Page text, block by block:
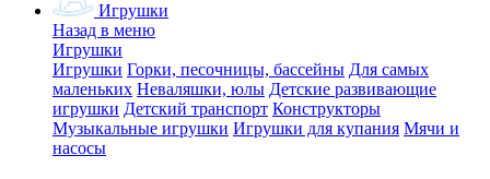
Игрушки
Назад в меню
Игрушки
Игрушки Горки, песочницы, бассейны Для самых
маленьких Неваляшки, юлы Детские развивающие
игрушки Детский транспорт Конструкторы
Музыкальные игрушки Игрушки для купания Мячи и
насосы